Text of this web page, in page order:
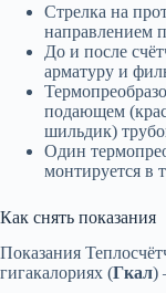
Стрелка на
направлением
До и после
арматуру и
подающем
шильдик)
Один
монтируется в
Как снять показания
Показания
гигакалориях (Гкал)